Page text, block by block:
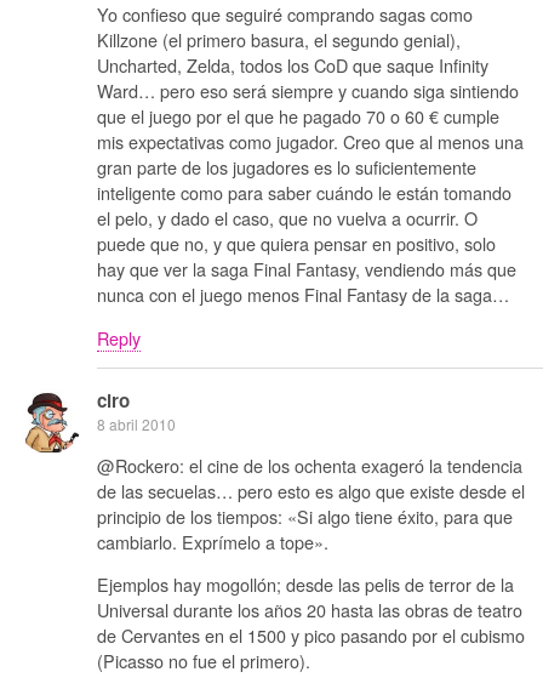
Yo confieso que seguiré comprando sagas como
Killzone (el primero basura, el segundo genial),
Uncharted, Zelda, todos los CoD que saque Infinity
Ward… pero eso será siempre y cuando siga sintiendo
que el juego por el que he pagado 70 o 60 € cumple
mis expectativas como jugador. Creo que al menos una
gran parte de los jugadores es lo suficientemente
inteligente como para saber cuándo le están tomando
el pelo, y dado el caso, que no vuelva a ocurrir. O
puede que no, y que quiera pensar en positivo, solo
hay que ver la saga Final Fantasy, vendiendo más que
nunca con el juego menos Final Fantasy de la saga…
Reply
ciro
8 abril 2010
@Rockero: el cine de los ochenta exageró la tendencia
de las secuelas… pero esto es algo que existe desde el
principio de los tiempos: «Si algo tiene éxito, para que
cambiarlo. Exprímelo a tope».
Ejemplos hay mogollón; desde las pelis de terror de la
Universal durante los años 20 hasta las obras de teatro
de Cervantes en el 1500 y pico pasando por el cubismo
(Picasso no fue el primero).